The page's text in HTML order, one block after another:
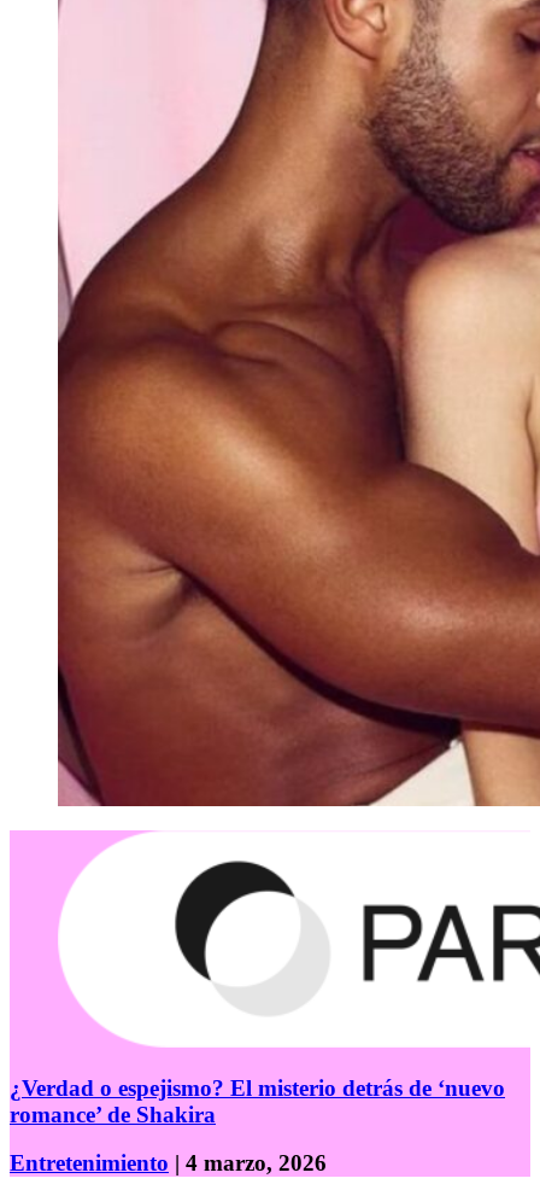
¿Verdad o espejismo? El misterio detrás de ‘nuevo
romance’ de Shakira
Entretenimiento | 4 marzo, 2026